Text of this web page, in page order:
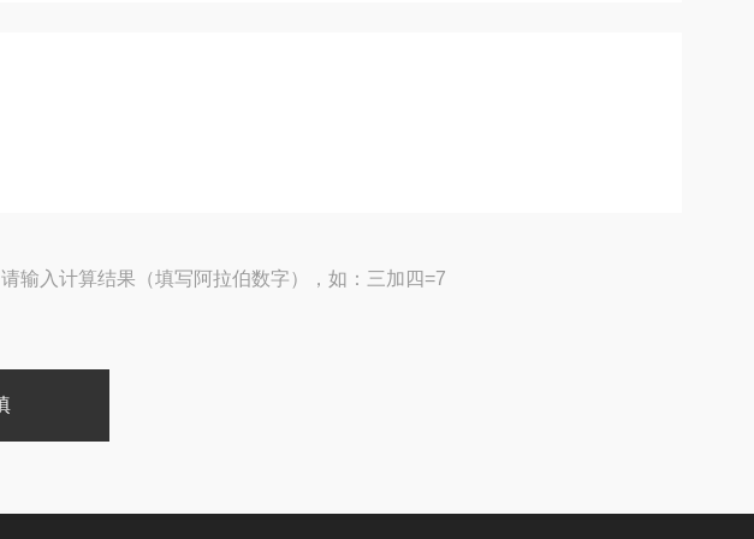
请输入计算结果（填写阿拉伯数字），如：三加四=7